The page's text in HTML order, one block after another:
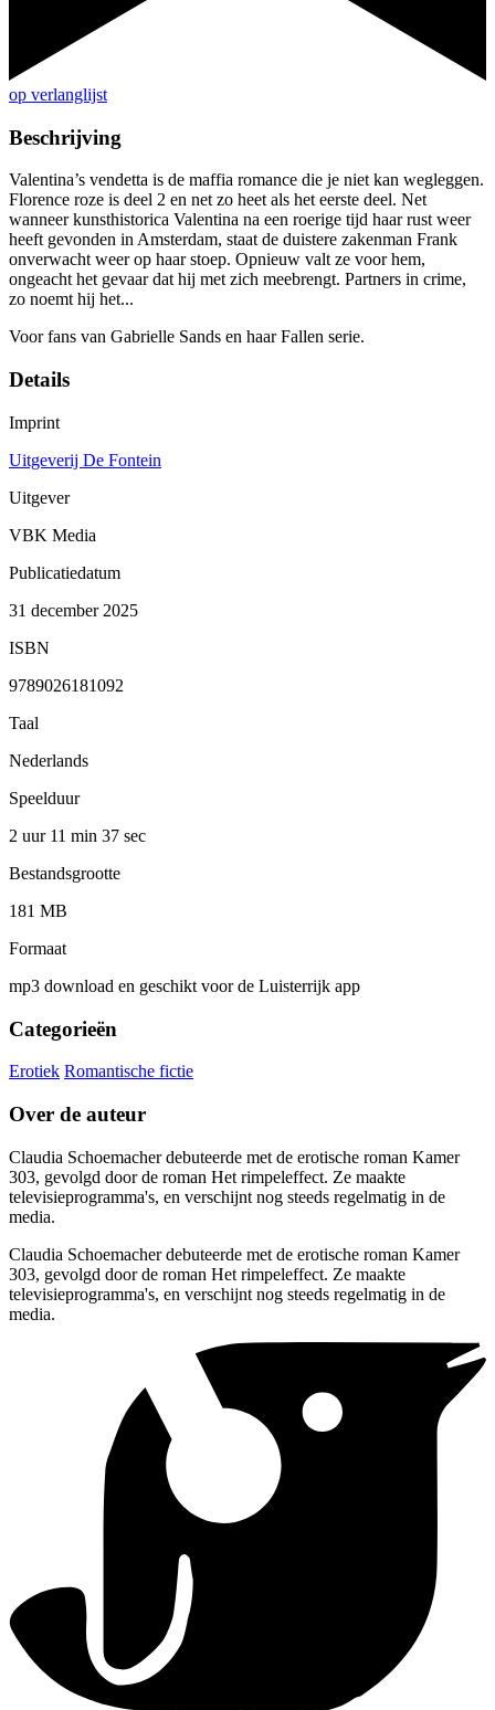
op verlanglijst
Beschrijving
Valentina’s vendetta is de maffia romance die je niet kan wegleggen.
Florence roze is deel 2 en net zo heet als het eerste deel. Net
wanneer kunsthistorica Valentina na een roerige tijd haar rust weer
heeft gevonden in Amsterdam, staat de duistere zakenman Frank
onverwacht weer op haar stoep. Opnieuw valt ze voor hem,
ongeacht het gevaar dat hij met zich meebrengt. Partners in crime,
zo noemt hij het...
Voor fans van Gabrielle Sands en haar Fallen serie.
Details
Imprint
Uitgeverij De Fontein
Uitgever
VBK Media
Publicatiedatum
31 december 2025
ISBN
9789026181092
Taal
Nederlands
Speelduur
2 uur 11 min 37 sec
Bestandsgrootte
181 MB
Formaat
mp3 download en geschikt voor de Luisterrijk app
Categorieën
Erotiek Romantische fictie
Over de auteur
Claudia Schoemacher debuteerde met de erotische roman Kamer
303, gevolgd door de roman Het rimpeleffect. Ze maakte
televisieprogramma's, en verschijnt nog steeds regelmatig in de
media.
Claudia Schoemacher debuteerde met de erotische roman Kamer
303, gevolgd door de roman Het rimpeleffect. Ze maakte
televisieprogramma's, en verschijnt nog steeds regelmatig in de
media.